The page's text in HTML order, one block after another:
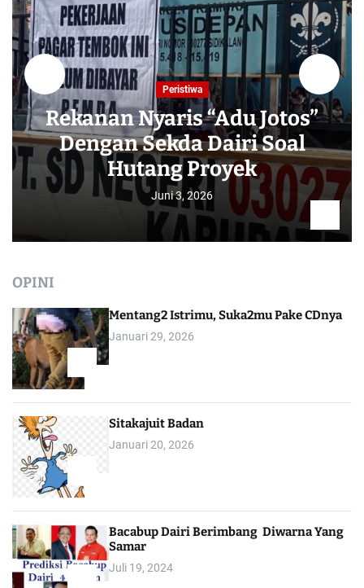
Peristiwa
Rekanan Nyaris “Adu Jotos”
Dengan Sekda Dairi Soal
Hutang Proyek
Juni 3, 2026
OPINI
Mentang2 Istrimu, Suka2mu Pake CDnya
Januari 29, 2026
Sitakajuit Badan
Januari 20, 2026
Bacabup Dairi Berimbang Diwarna Yang
Samar
Juli 19, 2024